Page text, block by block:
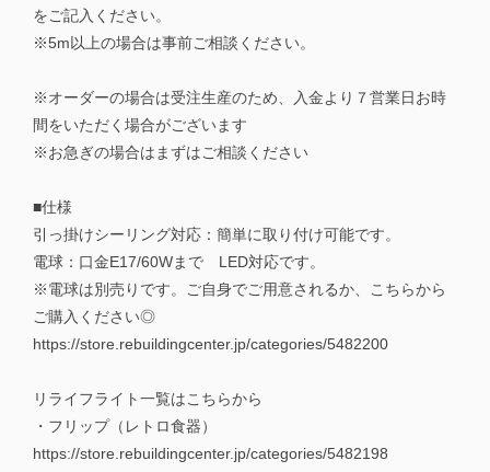
をご記入ください。
※5m以上の場合は事前ご相談ください。
※オーダーの場合は受注生産のため、入金より７営業日お時
間をいただく場合がございます
※お急ぎの場合はまずはご相談ください
■仕様
引っ掛けシーリング対応：簡単に取り付け可能です。
電球：口金E17/60Wまで LED対応です。
※電球は別売りです。ご自身でご用意されるか、こちらから
ご購入ください◎
https://store.rebuildingcenter.jp/categories/5482200
リライフライト一覧はこちらから
・フリップ（レトロ食器）
https://store.rebuildingcenter.jp/categories/5482198